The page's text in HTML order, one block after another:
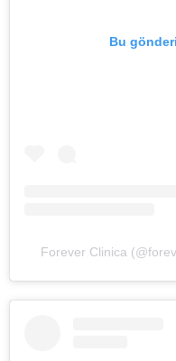
Bu
Forever Clinica